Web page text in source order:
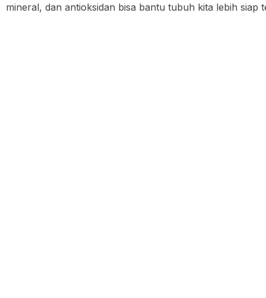
mineral, dan antioksidan bisa bantu tubuh kita lebih siap